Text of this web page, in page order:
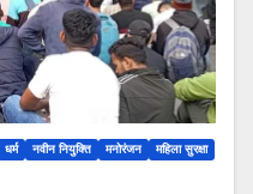
धर्म नवीन नियुक्ति मनोरंजन
महिला सुरक्षा